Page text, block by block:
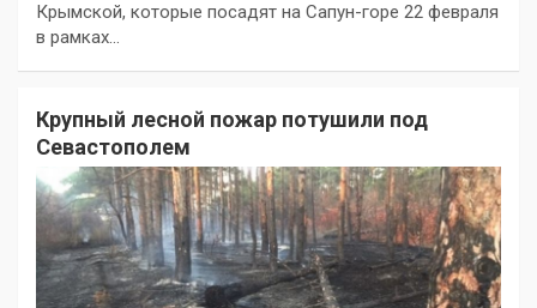
Крымской, которые посадят на Сапун-горе 22 февраля
в рамках…
Крупный лесной пожар потушили под
Севастополем